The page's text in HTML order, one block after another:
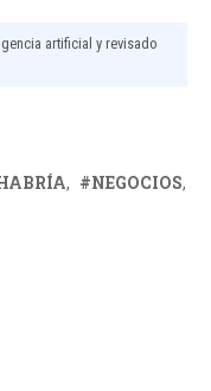
artificial y revisado
NEGOCIOS